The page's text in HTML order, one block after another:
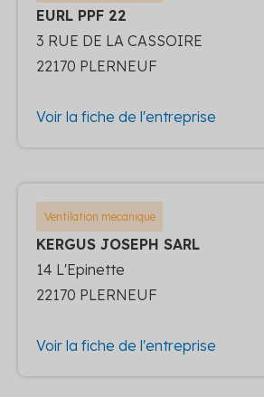
EURL PPF 22
3 RUE DE LA CASSOIRE
22170 PLERNEUF
Voir la fiche de l'entreprise
Ventilation mecanique
KERGUS JOSEPH SARL
14 L'Epinette
22170 PLERNEUF
Voir la fiche de l'entreprise